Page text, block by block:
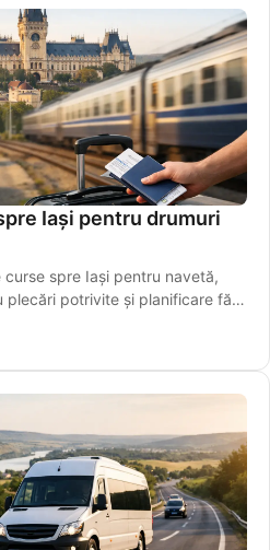
Iași pentru drumuri
spre Iași pentru navetă,
potrivite și planificare fără